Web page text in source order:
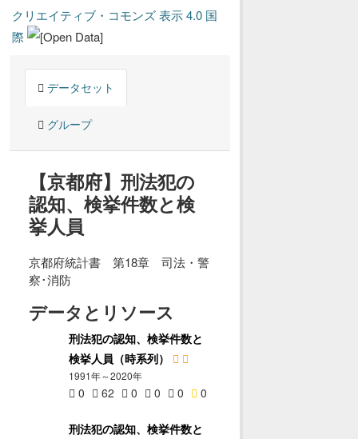
クリエイティブ・コモンズ 表示 4.0 国
際
データセット
グループ
【京都府】刑法犯の
認知、検挙件数と検
挙人員
京都府統計書 第18章 司法・警
察･消防
データとリソース
刑法犯の認知、検挙件数と
検挙人員（時系列）
1991年～2020年
0 62 0 0 0 0
刑法犯の認知、検挙件数と